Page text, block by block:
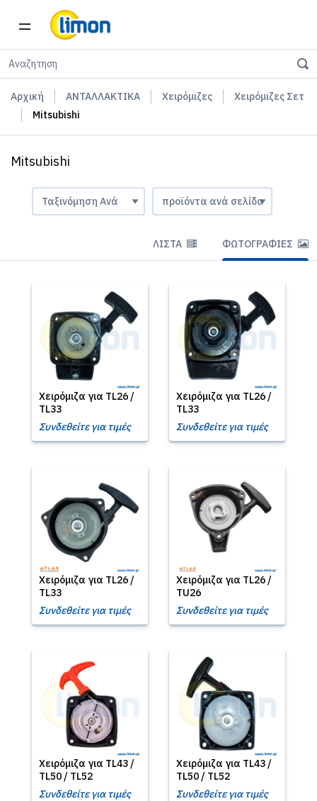
Αρχική ΑΝΤΑΛΛΑΚΤΙΚΑ Χειρόμιζες
Χειρόμιζες Σετ
Mitsubishi
Mitsubishi
ΛΊΣΤΑ ΦΩΤΟΓΡΑΦΊΕΣ
Χειρόμιζα για TL26 /
TL33
Συνδεθείτε για τιμές
Χειρόμιζα για TL26 /
TL33
Συνδεθείτε για τιμές
Χειρόμιζα για TL26 /
TL33
Συνδεθείτε για τιμές
Χειρόμιζα για TL26 /
TU26
Συνδεθείτε για τιμές
Χειρόμιζα για TL43 /
TL50 / TL52
Συνδεθείτε για τιμές
Χειρόμιζα για TL43 /
TL50 / TL52
Συνδεθείτε για τιμές